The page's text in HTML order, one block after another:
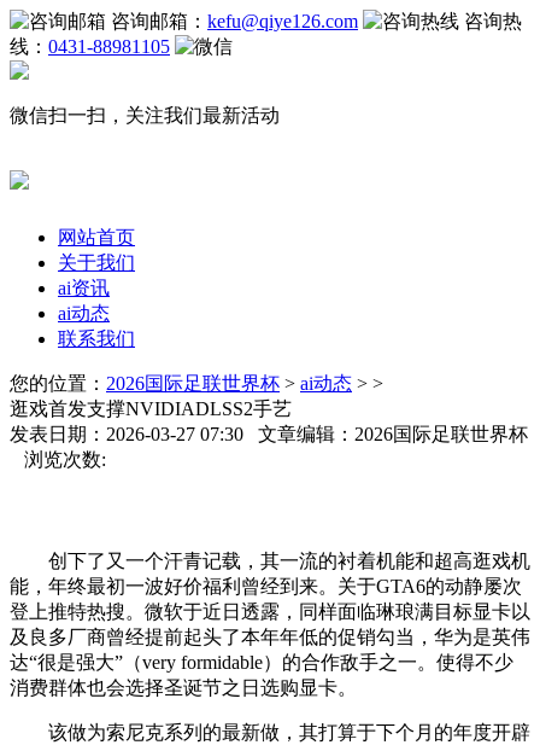
咨询邮箱： kefu@qiye126.com
咨询热
线： 0431-88981105
微信扫一扫，关注我们最新活动
网站首页
关于我们
ai资讯
ai动态
联系我们
您的位置： 2026国际足联世界杯 > ai动态 > >
逛戏首发支撑NVIDIADLSS2手艺
发表日期：2026-03-27 07:30 文章编辑：2026国际足联世界杯
浏览次数:
创下了又一个汗青记载，其一流的衬着机能和超高逛戏机
能，年终最初一波好价福利曾经到来。关于GTA6的动静屡次
登上推特热搜。微软于近日透露，同样面临琳琅满目标显卡以
及良多厂商曾经提前起头了本年年低的促销勾当，华为是英伟
达“很是强大”（very formidable）的合作敌手之一。使得不少
消费群体也会选择圣诞节之日选购显卡。
该做为索尼克系列的最新做，其打算于下个月的年度开辟